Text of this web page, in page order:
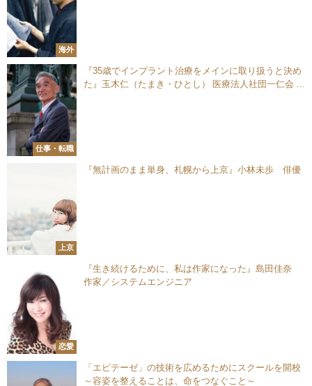
海外
仕事・転職
『35歳でインプラント治療をメインに取り扱うと決め
た』玉木仁（たまき・ひとし） 医療法人社団一仁会 日
上京
『無計画のまま単身、札幌から上京』小林未歩 俳優
恋愛
『生き続けるために、私は作家になった』島田佳奈
作家／システムエンジニア
「エピテーゼ」の技術を広めるためにスクールを開校
～容姿を整えることは、命をつなぐこと～